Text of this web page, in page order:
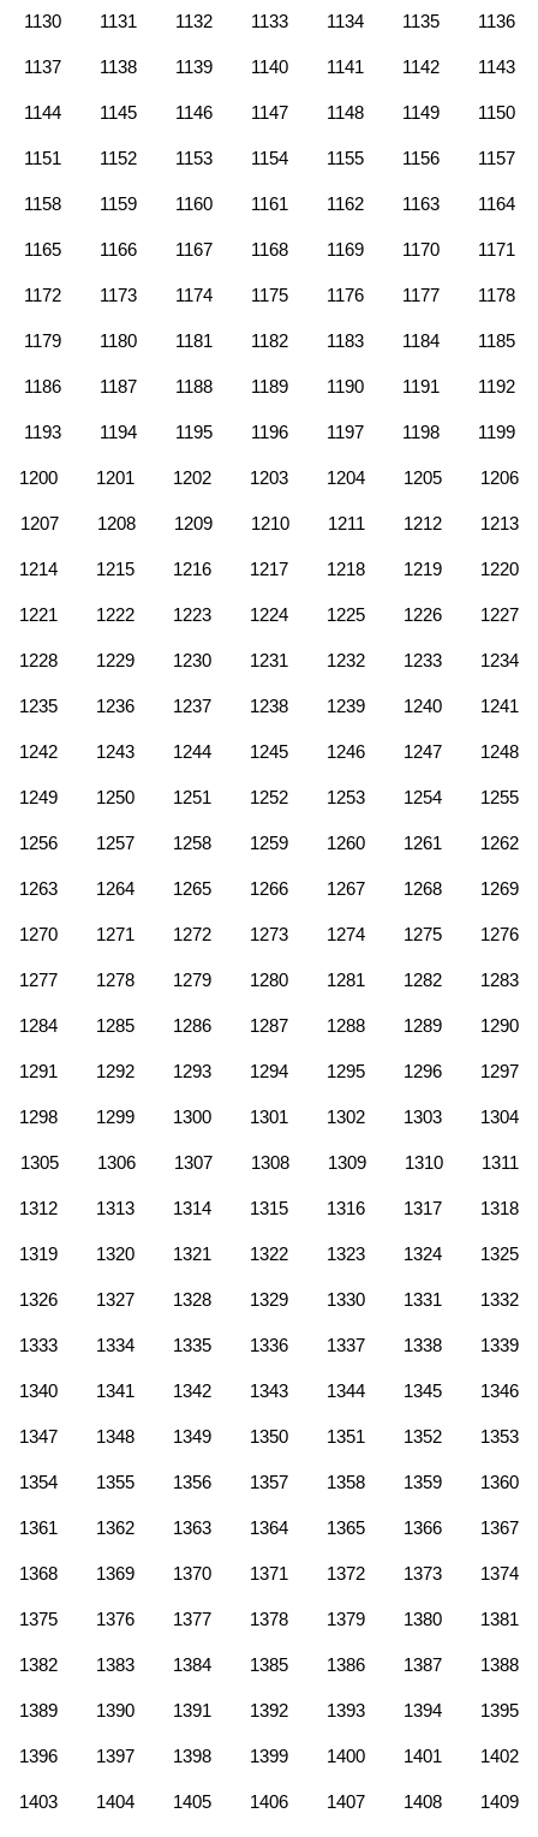
1130 1131 1132 1133 1134 1135 1136
1137 1138 1139 1140 1141 1142 1143
1144 1145 1146 1147 1148 1149 1150
1151 1152 1153 1154 1155 1156 1157
1158 1159 1160 1161 1162 1163 1164
1165 1166 1167 1168 1169 1170 1171
1172 1173 1174 1175 1176 1177 1178
1179 1180 1181 1182 1183 1184 1185
1186 1187 1188 1189 1190 1191 1192
1193 1194 1195 1196 1197 1198 1199
1200 1201 1202 1203 1204 1205 1206
1207 1208 1209 1210 1211 1212 1213
1214 1215 1216 1217 1218 1219 1220
1221 1222 1223 1224 1225 1226 1227
1228 1229 1230 1231 1232 1233 1234
1235 1236 1237 1238 1239 1240 1241
1242 1243 1244 1245 1246 1247 1248
1249 1250 1251 1252 1253 1254 1255
1256 1257 1258 1259 1260 1261 1262
1263 1264 1265 1266 1267 1268 1269
1270 1271 1272 1273 1274 1275 1276
1277 1278 1279 1280 1281 1282 1283
1284 1285 1286 1287 1288 1289 1290
1291 1292 1293 1294 1295 1296 1297
1298 1299 1300 1301 1302 1303 1304
1305 1306 1307 1308 1309 1310 1311
1312 1313 1314 1315 1316 1317 1318
1319 1320 1321 1322 1323 1324 1325
1326 1327 1328 1329 1330 1331 1332
1333 1334 1335 1336 1337 1338 1339
1340 1341 1342 1343 1344 1345 1346
1347 1348 1349 1350 1351 1352 1353
1354 1355 1356 1357 1358 1359 1360
1361 1362 1363 1364 1365 1366 1367
1368 1369 1370 1371 1372 1373 1374
1375 1376 1377 1378 1379 1380 1381
1382 1383 1384 1385 1386 1387 1388
1389 1390 1391 1392 1393 1394 1395
1396 1397 1398 1399 1400 1401 1402
1403 1404 1405 1406 1407 1408 1409